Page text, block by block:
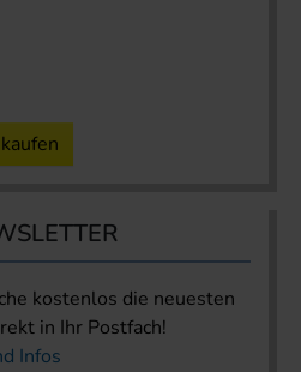
kostenlos die neuesten
in Ihr Postfach!
Infos